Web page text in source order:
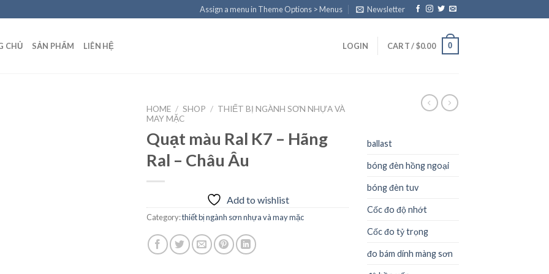
Assign a menu in Theme Options > Menus Newsletter
CHỦ SẢN PHẨM LIÊN HỆ LOGIN CART /$0.00 0
HOME / SHOP / THIẾT BỊ NGÀNH SƠN NHỰA VÀ
MAY MẶC
Quạt màu Ral K7 – Hãng
Ral – Châu Âu
Add to wishlist
Category:thiết bị ngành sơn nhựa và may mặc
ballast
bóng đèn hồng ngoại
bóng đèn tuv
Cốc đo độ nhớt
Cốc đo tỷ trọng
đo bám dính màng sơn